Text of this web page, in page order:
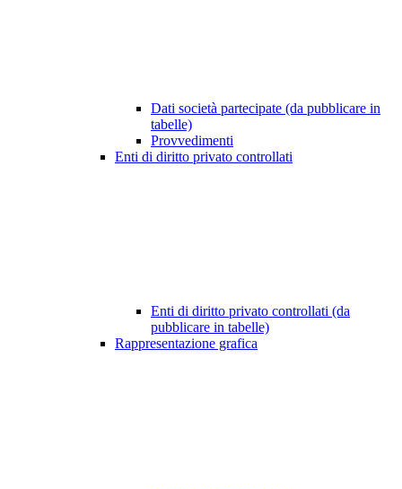
Dati società partecipate (da pubblicare in
tabelle)
Provvedimenti
Enti di diritto privato controllati
Enti di diritto privato controllati (da
pubblicare in tabelle)
Rappresentazione grafica